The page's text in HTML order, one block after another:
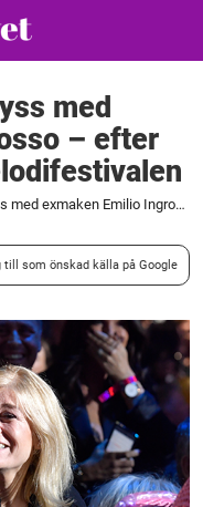
med
– efter
Pernilla Wahlgrens kyss med exmaken Emilio Ingrosso – efter Benjamins vinst i Melodifestivalen
till som önskad källa på Google